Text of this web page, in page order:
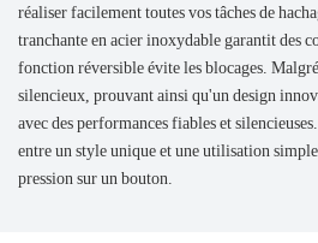
réaliser facilement toutes vos tâches de
tranchante en acier inoxydable garantit des
fonction réversible évite les blocages.
silencieux, prouvant ainsi qu'un design
avec des performances fiables et
entre un style unique et une utilisation
pression sur un bouton.